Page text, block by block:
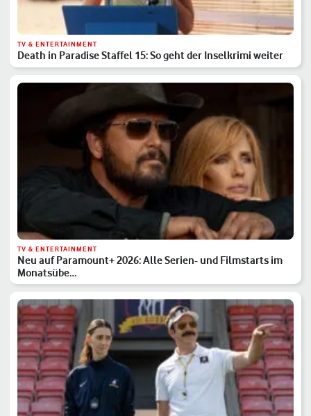
TV & ENTERTAINMENT
Death in Paradise Staffel 15: So geht der Inselkrimi weiter
TV & ENTERTAINMENT
Neu auf Paramount+ 2026: Alle Serien- und Filmstarts im
Monatsübe…